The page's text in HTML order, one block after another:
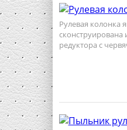
Рулевая колонка
редуктора с